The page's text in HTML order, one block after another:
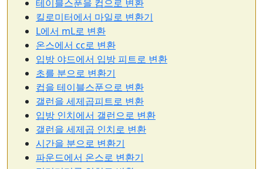
테이블스푼을 컵으로 변환
킬로미터에서 마일로 변환기
L에서 mL로 변환
온스에서 cc로 변환
입방 야드에서 입방 피트로 변환
초를 분으로 변환기
컵을 테이블스푼으로 변환
갤런을 세제곱피트로 변환
입방 인치에서 갤런으로 변환
갤런을 세제곱 인치로 변환
시간을 분으로 변환기
파운드에서 온스로 변환기